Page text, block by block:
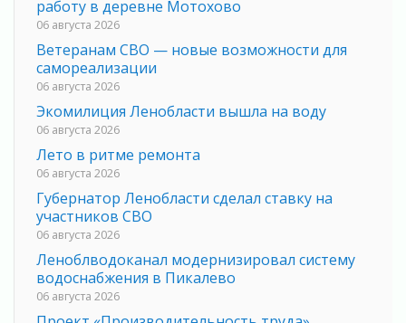
работу в деревне Мотохово
06 августа 2026
Ветеранам СВО — новые возможности для
самореализации
06 августа 2026
Экомилиция Ленобласти вышла на воду
06 августа 2026
Лето в ритме ремонта
06 августа 2026
Губернатор Ленобласти сделал ставку на
участников СВО
06 августа 2026
Леноблводоканал модернизировал систему
водоснабжения в Пикалево
06 августа 2026